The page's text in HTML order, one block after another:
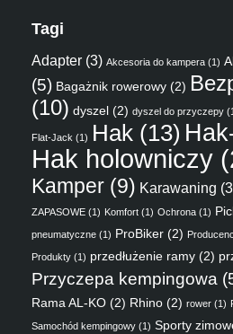
Tagi
Adapter (3) Akcesoria do kampera (1)
(5) Bagażnik rowerowy (2)
(10) dyszel (2) dyszel do przyczepy
Flat-Jack (1) Hak (13)
Hak holowniczy
Kamper (9) Karawaning
ZAPASOWE (1) Komfort (1) Ochrona (1)
pneumatyczne (1) ProBiker (2)
Produkty (1) przedłużenie ramy (2)
Przyczepa kempingowa
Rama AL-KO (2) Rhino (2) rower (1)
Samochód kempingowy (1) Sporty